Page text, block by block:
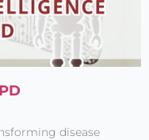
disease